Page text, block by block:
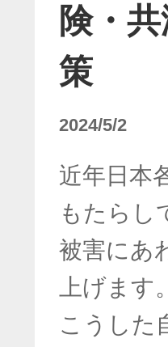
険・
策
2024/5/2
近年日本
もたらし
被害にあ
上げます。
こうした